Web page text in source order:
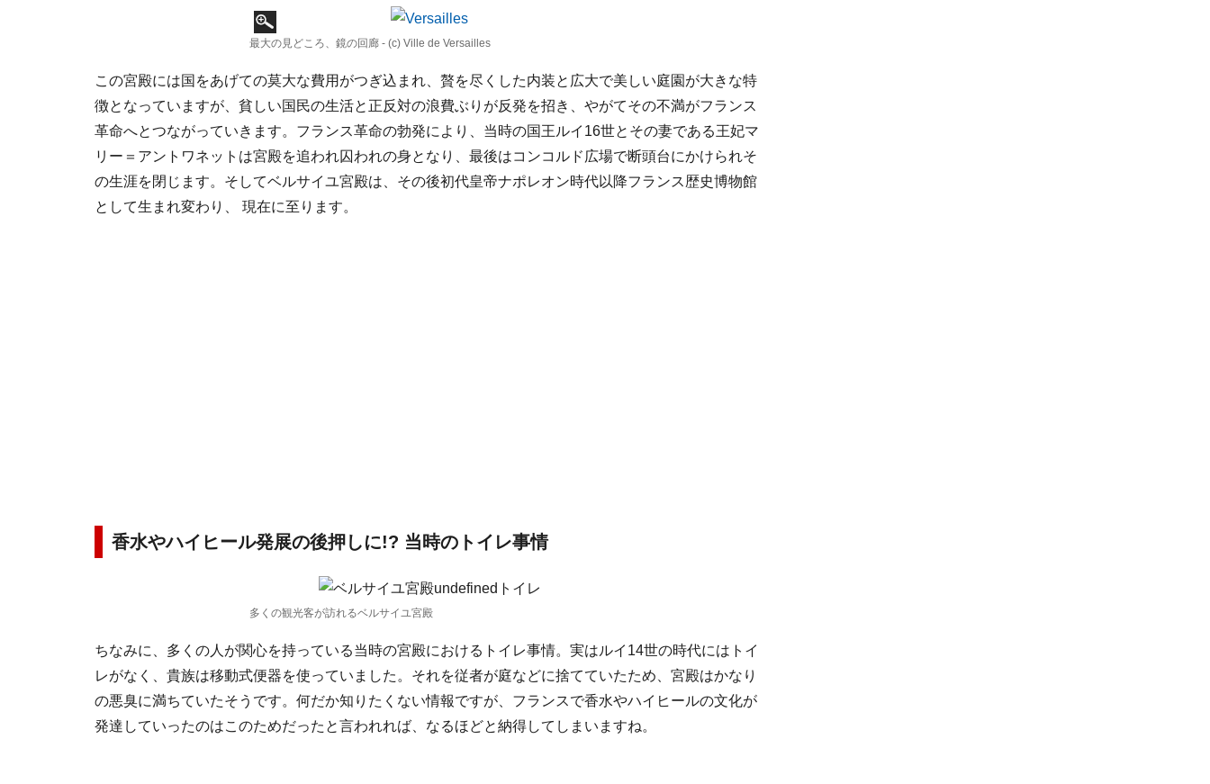
最大の見どころ、鏡の回廊 - (c) Ville de Versailles
この宮殿には国をあげての莫大な費用がつぎ込まれ、贅を尽くした内装と広大で美しい庭園が大きな特
徴となっていますが、貧しい国民の生活と正反対の浪費ぶりが反発を招き、やがてその不満がフランス
革命へとつながっていきます。フランス革命の勃発により、当時の国王ルイ16世とその妻である王妃マ
リー＝アントワネットは宮殿を追われ囚われの身となり、最後はコンコルド広場で断頭台にかけられそ
の生涯を閉じます。そしてベルサイユ宮殿は、その後初代皇帝ナポレオン時代以降フランス歴史博物館
として生まれ変わり、 現在に至ります。
香水やハイヒール発展の後押しに!? 当時のトイレ事情
多くの観光客が訪れるベルサイユ宮殿
ちなみに、多くの人が関心を持っている当時の宮殿におけるトイレ事情。実はルイ14世の時代にはトイ
レがなく、貴族は移動式便器を使っていました。それを従者が庭などに捨てていたため、宮殿はかなり
の悪臭に満ちていたそうです。何だか知りたくない情報ですが、フランスで香水やハイヒールの文化が
発達していったのはこのためだったと言われれば、なるほどと納得してしまいますね。